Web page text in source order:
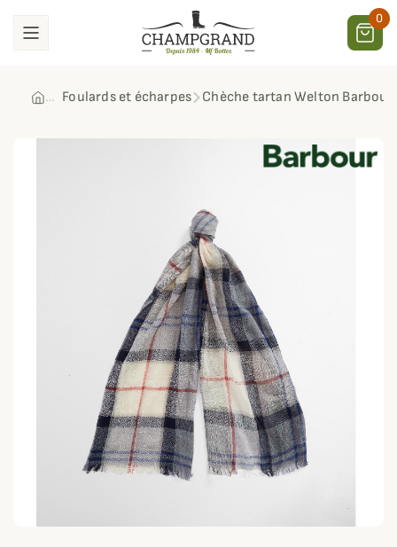
0
Foulards et écharpes Chèche tartan Welton Barbour